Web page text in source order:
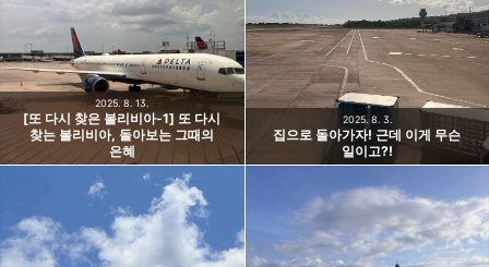
[또 다시 찾은 볼리비아-1] 또 다시
찾는 볼리비아, 돌아보는 그때의
은혜
2025. 8. 13.
집으로 돌아가자! 근데 이게 무슨
일이고?!
2025. 8. 3.